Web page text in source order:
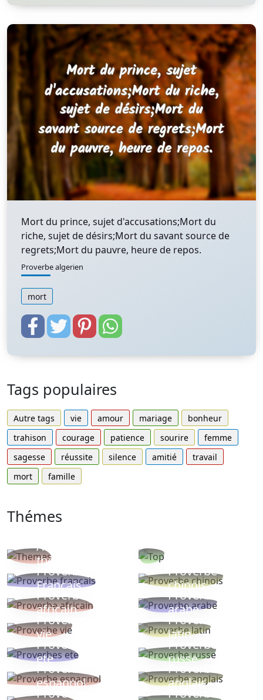
Mort du prince, sujet d'accusations;Mort du
riche, sujet de désirs;Mort du savant source de
regrets;Mort du pauvre, heure de repos.
Proverbe algerien
mort
Tags populaires
Autre tags vie amour mariage
bonheur
trahison
courage patience sourire
femme
sagesse
réussite silence amitié
travail
mort
famille
Thémes
Autres
thèmes
Proverbe
Français
Proverbe
chinois
Proverbe
africain
Proverbe
arabe
Proverbe
vie
Proverbe
latin
Proverbes
ete
Proverbe
russe
Proverbe
espagnol
Proverbe
anglais
Proverbe
Proverbe